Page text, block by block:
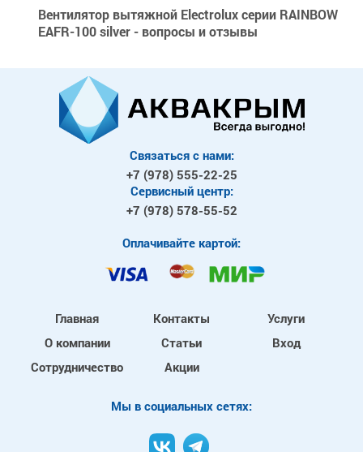
Вентилятор вытяжной Electrolux серии RAINBOW
EAFR-100 silver - вопросы и отзывы
Связаться с нами:
+7 (978) 555-22-25
Сервисный центр:
+7 (978) 578-55-52
Оплачивайте картой:
Главная
О компании
Сотрудничество
Контакты
Статьи
Акции
Услуги
Вход
Mы в социальных сетях: